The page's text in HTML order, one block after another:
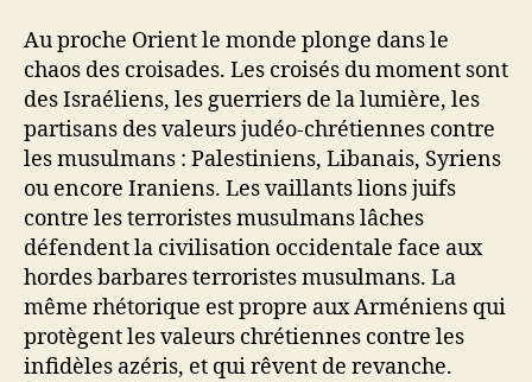
Au proche Orient le monde plonge dans le
chaos des croisades. Les croisés du moment sont
des Israéliens, les guerriers de la lumière, les
partisans des valeurs judéo-chrétiennes contre
les musulmans : Palestiniens, Libanais, Syriens
ou encore Iraniens. Les vaillants lions juifs
contre les terroristes musulmans lâches
défendent la civilisation occidentale face aux
hordes barbares terroristes musulmans. La
même rhétorique est propre aux Arméniens qui
protègent les valeurs chrétiennes contre les
infidèles azéris, et qui rêvent de revanche.